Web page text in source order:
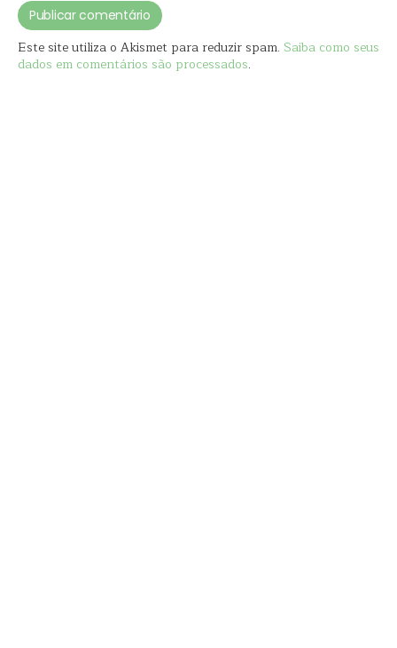
Este site utiliza o Akismet para reduzir spam. Saiba como seus
dados em comentários são processados.